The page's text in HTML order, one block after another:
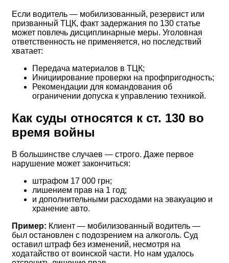
Если водитель — мобилизованный, резервист или
призванный ТЦК, факт задержания по 130 статье
может повлечь дисциплинарные меры. Уголовная
ответственность не применяется, но последствий
хватает:
Передача материалов в ТЦК;
Инициирование проверки на профпригодность;
Рекомендации для командования об
ограничении допуска к управлению техникой.
Как суды относятся к ст. 130 во
время войны
В большинстве случаев — строго. Даже первое
нарушение может закончиться:
штрафом 17 000 грн;
лишением прав на 1 год;
и дополнительными расходами на эвакуацию и
хранение авто.
Пример: Клиент — мобилизованный водитель —
был остановлен с подозрением на алкоголь. Суд
оставил штраф без изменений, несмотря на
ходатайство от воинской части. Но нам удалось